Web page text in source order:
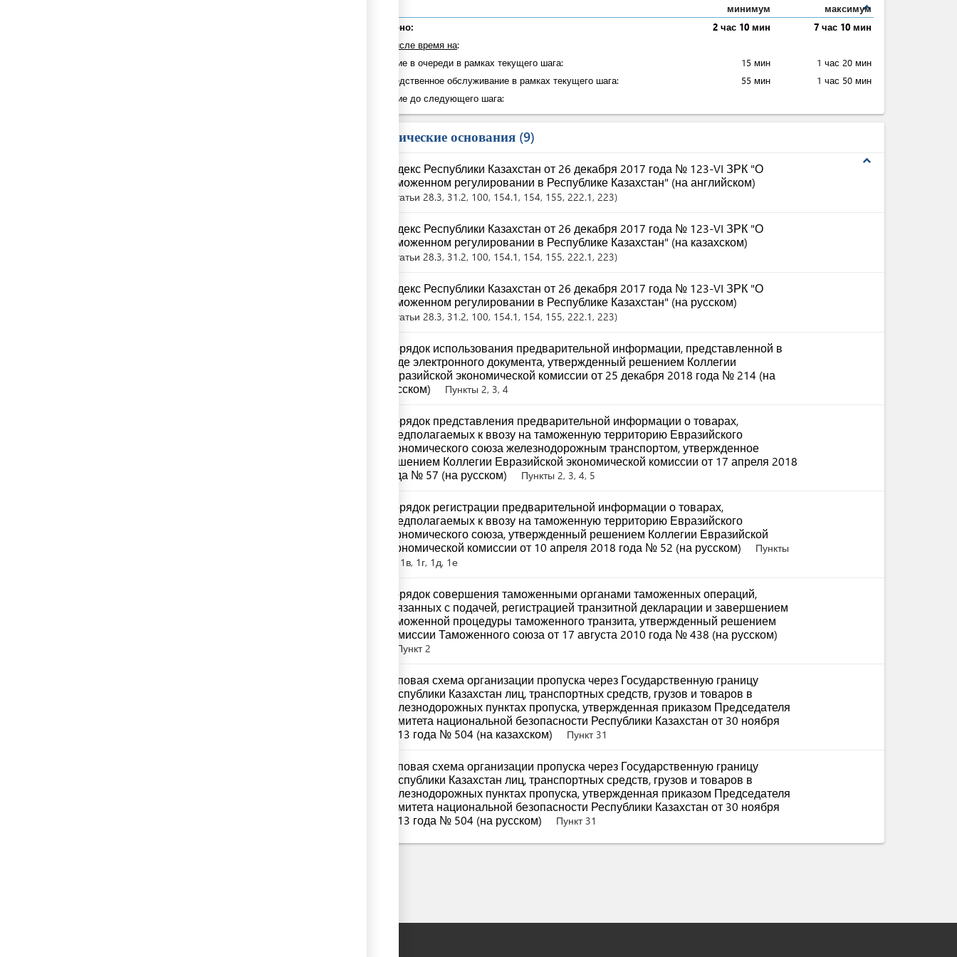
expand_less
минимум
максимум
Суммарно:
2 час 10 мин
7 час 10 мин
в том числе время на:
Ожидание в очереди в рамках текущего шага:
15 мин
1 час 20 мин
Непосредственное обслуживание в рамках текущего шага:
55 мин
1 час 50 мин
Ожидание до следующего шага:
Юридические основания 9
expand_less
Кодекс Республики Казахстан от 26 декабря 2017 года № 123-VI ЗРК "О
таможенном регулировании в Республике Казахстан" (на английском)
Статьи 28.3, 31.2, 100, 154.1 , 154, 155, 222.1 , 223
Кодекс Республики Казахстан от 26 декабря 2017 года № 123-VI ЗРК "О
таможенном регулировании в Республике Казахстан" (на казахском)
Статьи 28.3, 31.2, 100, 154.1 , 154, 155, 222.1 , 223
Кодекс Республики Казахстан от 26 декабря 2017 года № 123-VI ЗРК "О
таможенном регулировании в Республике Казахстан" (на русском)
Статьи 28.3, 31.2, 100, 154.1 , 154, 155, 222.1 , 223
Порядок использования предварительной информации, представленной в
виде электронного документа, утвержденный решением Коллегии
Евразийской экономической комиссии от 25 декабря 2018 года № 214 (на
русском)
Пункты 2, 3, 4
Порядок представления предварительной информации о товарах,
предполагаемых к ввозу на таможенную территорию Евразийского
экономического союза железнодорожным транспортом, утвержденное
решением Коллегии Евразийской экономической комиссии от 17 апреля 2018
года № 57 (на русском)
Пункты 2, 3, 4, 5
Порядок регистрации предварительной информации о товарах,
предполагаемых к ввозу на таможенную территорию Евразийского
экономического союза, утвержденный решением Коллегии Евразийской
экономической комиссии от 10 апреля 2018 года № 52 (на русском)
Пункты
1a, 1в, 1г, 1д, 1е
Порядок совершения таможенными органами таможенных операций,
связанных с подачей, регистрацией транзитной декларации и завершением
таможенной процедуры таможенного транзита, утвержденный решением
Комиссии Таможенного союза от 17 августа 2010 года № 438 (на русском)
Пункт 2
Типовая схема организации пропуска через Государственную границу
Республики Казахстан лиц, транспортных средств, грузов и товаров в
железнодорожных пунктах пропуска, утвержденная приказом Председателя
Комитета национальной безопасности Республики Казахстан от 30 ноября
2013 года № 504 (на казахском)
Пункт 31
Типовая схема организации пропуска через Государственную границу
Республики Казахстан лиц, транспортных средств, грузов и товаров в
железнодорожных пунктах пропуска, утвержденная приказом Председателя
Комитета национальной безопасности Республики Казахстан от 30 ноября
2013 года № 504 (на русском)
Пункт 31